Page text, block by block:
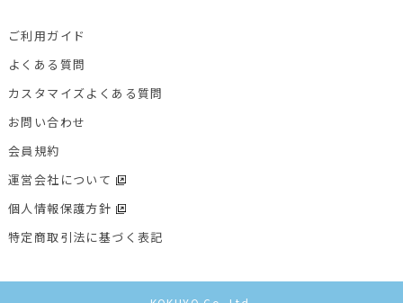
ご利用ガイド
よくある質問
カスタマイズよくある質問
お問い合わせ
会員規約
運営会社について
個人情報保護方針
特定商取引法に基づく表記